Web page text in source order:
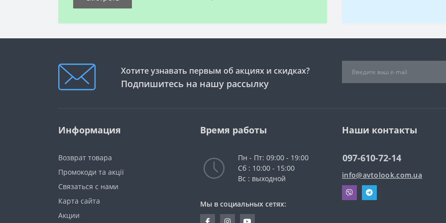
Хотите узнавать первым об акциях и скидках?
Подпишитесь на нашу рассылку
Информация
Возврат товара
Промокоди та акції
Связаться с нами
Карта сайта
Акции
Время работы
Пн - Пт: 09:00 - 19:00
Сб : 10:00 - 15:00
Вс : выходной
Мы в социальных сетях:
Наши контакты
097-610-72-14
info@avtolook.com.ua